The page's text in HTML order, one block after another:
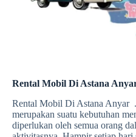
Rental Mobil Di Astana
Rental Mobil Di Astana Anyar
merupakan suatu kebutuhan
diperlukan oleh semua orang